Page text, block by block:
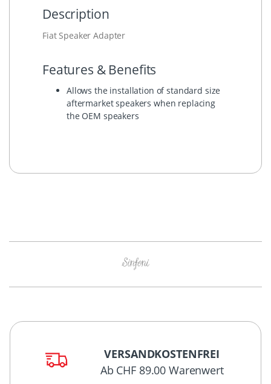
Description
Fiat Speaker Adapter
Features & Benefits
Allows the installation of standard size
aftermarket speakers when replacing
the OEM speakers
VERSANDKOSTENFREI
Ab CHF 89.00 Warenwert